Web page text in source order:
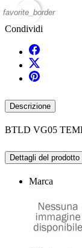
favorite_border
Condividi
Descrizione
BTLD VG05
Dettagli del prodotto
Marca